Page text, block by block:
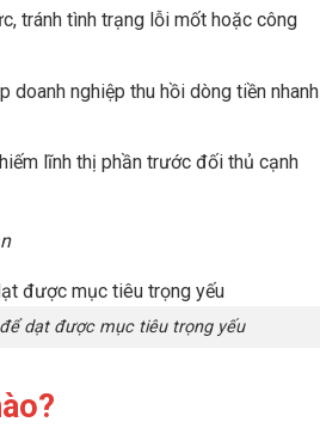
tránh tình trạng lỗi mốt hoặc công
doanh nghiệp thu hồi dòng tiền nhanh
lĩnh thị phần trước đối thủ cạnh
dạt được mục tiêu trọng yếu